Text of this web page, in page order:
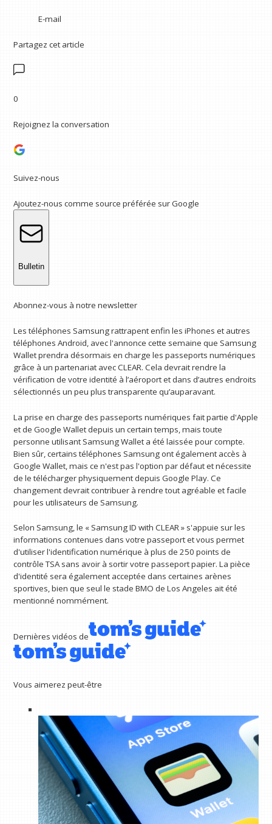
E-mail
Partagez cet article
0
Rejoignez la conversation
Suivez-nous
Ajoutez-nous comme source préférée sur Google
Bulletin
Abonnez-vous à notre newsletter
Les téléphones Samsung rattrapent enfin les iPhones et autres
téléphones Android, avec l'annonce cette semaine que Samsung
Wallet prendra désormais en charge les passeports numériques
grâce à un partenariat avec CLEAR. Cela devrait rendre la
vérification de votre identité à l’aéroport et dans d’autres endroits
sélectionnés un peu plus transparente qu’auparavant.
La prise en charge des passeports numériques fait partie d'Apple
et de Google Wallet depuis un certain temps, mais toute
personne utilisant Samsung Wallet a été laissée pour compte.
Bien sûr, certains téléphones Samsung ont également accès à
Google Wallet, mais ce n'est pas l'option par défaut et nécessite
de le télécharger physiquement depuis Google Play. Ce
changement devrait contribuer à rendre tout agréable et facile
pour les utilisateurs de Samsung.
Selon Samsung, le « Samsung ID with CLEAR » s'appuie sur les
informations contenues dans votre passeport et vous permet
d'utiliser l'identification numérique à plus de 250 points de
contrôle TSA sans avoir à sortir votre passeport papier. La pièce
d'identité sera également acceptée dans certaines arènes
sportives, bien que seul le stade BMO de Los Angeles ait été
mentionné nommément.
Dernières vidéos de
Vous aimerez peut-être